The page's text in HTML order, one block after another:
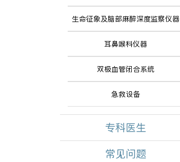
生命征象及脑部麻醉深度监察仪器
耳鼻喉科仪器
双极血管闭合系统
急救设备
专科医生
常见问题